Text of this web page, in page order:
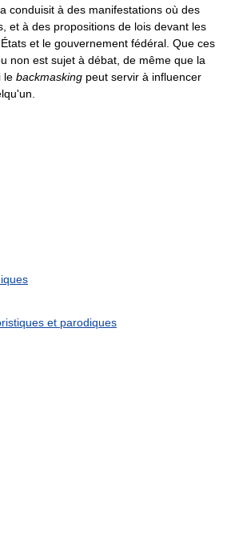
conduisit à des manifestations où des
et à des propositions de lois devant les
et le gouvernement fédéral. Que ces
non est sujet à débat, de même que la
le backmasking peut servir à influencer
et parodiques